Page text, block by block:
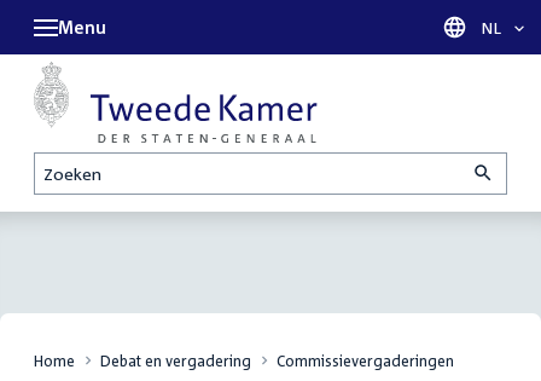
Zoeken
Menu Taal
NL
Home Debat en vergadering Commissievergaderingen